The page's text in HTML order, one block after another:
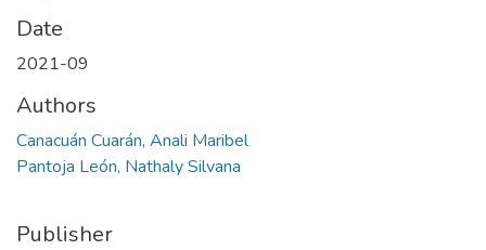
Date
2021-09
Authors
Canacuán Cuarán, Anali Maribel
Pantoja León, Nathaly Silvana
Publisher